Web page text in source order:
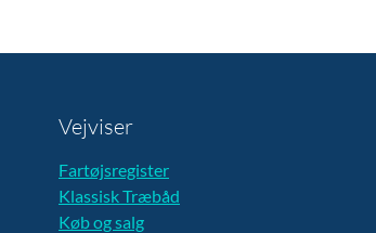
Vejviser
Fartøjsregister
Klassisk Træbåd
Køb og salg